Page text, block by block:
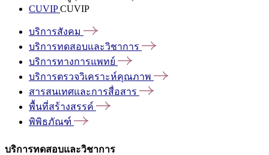
CUVIPCUVIP
บริการสังคม
บริการทดสอบและวิชาการ
บริการทางการแพทย์
บริการตรวจวิเคราะห์คุณภาพ
สารสนเทศและการสื่อสาร
พื้นที่สร้างสรรค์
พิพิธภัณฑ์
บริการทดสอบและวิชาการ